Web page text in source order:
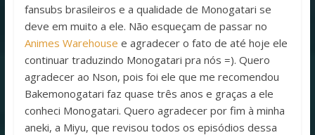
fansubs brasileiros e a qualidade de Monogatari se
deve em muito a ele. Não esqueçam de passar no
Animes Warehouse e agradecer o fato de até hoje ele
continuar traduzindo Monogatari pra nós =). Quero
agradecer ao Nson, pois foi ele que me recomendou
Bakemonogatari faz quase três anos e graças a ele
conheci Monogatari. Quero agradecer por fim à minha
aneki, a Miyu, que revisou todos os episódios dessa